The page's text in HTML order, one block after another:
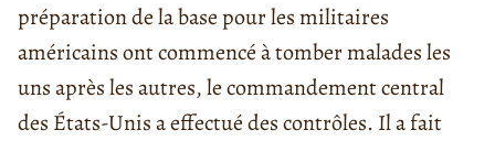
préparation de la base pour les militaires
américains ont commencé à tomber malades les
uns après les autres, le commandement central
des États-Unis a effectué des contrôles. Il a fait